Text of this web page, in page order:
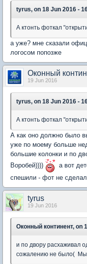
tyrus, on 18 Jun 2016 -
А ктонть фоткал
а уже? мне сказали
логосом попозже
Оконный
19 Jun 2016
tyrus, on 18 Jun 2016 -
А ктонть фоткал
А как оно должно было
уже по моему больше
большие колонки и по
Воробей))))
а вот
спешили - фот не
tyrus
19 Jun 2016
Оконный континент, on
и по двору расхаживал
сожалению не было( Мы